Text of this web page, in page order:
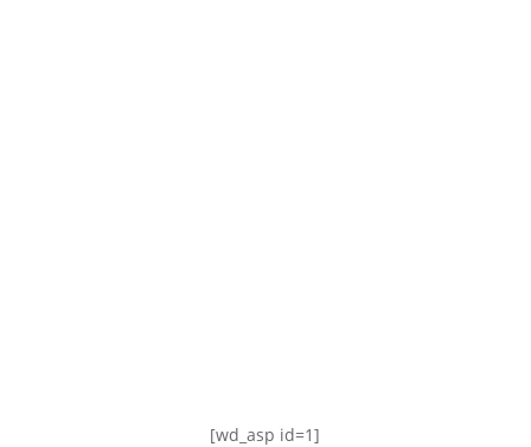
[wd_asp id=1]